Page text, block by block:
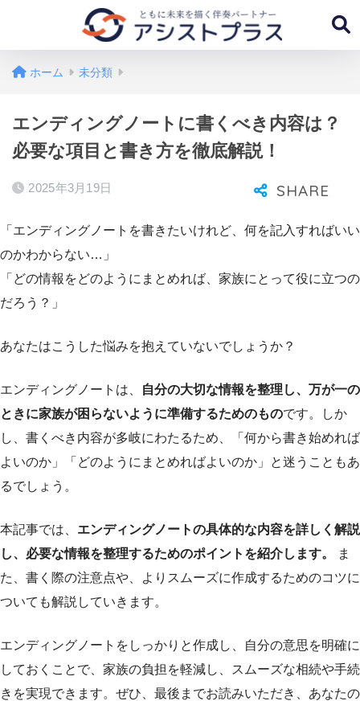
ホーム 未分類
エンディングノートに書くべき内容は？
必要な項目と書き方を徹底解説！
2025年3月19日
「エンディングノートを書きたいけれど、何を記入すればいい
のかわからない…」
「どの情報をどのようにまとめれば、家族にとって役に立つの
だろう？」
あなたはこうした悩みを抱えていないでしょうか？
エンディングノートは、
自分の大切な情報を整理し、万が一の
ときに家族が困らないように準備するためのものです。しか
し、書くべき内容が多岐にわたるため、「何から書き始めれば
よいのか」「どのようにまとめればよいのか」と迷うこともあ
るでしょう。
本記事では、 エンディングノートの具体的な内容を詳しく解説
し、必要な情報を整理するためのポイントを紹介します。
ま
た、書く際の注意点や、よりスムーズに作成するためのコツに
ついても解説していきます。
エンディングノートをしっかりと作成し、自分の意思を明確に
しておくことで、家族の負担を軽減し、スムーズな相続や手続
きを実現できます。ぜひ、最後までお読みいただき、あなたの